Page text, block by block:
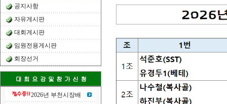
공지사항
자유게시판
대회게시판
임원전용게시판
회장선거
2026년 부천시장배